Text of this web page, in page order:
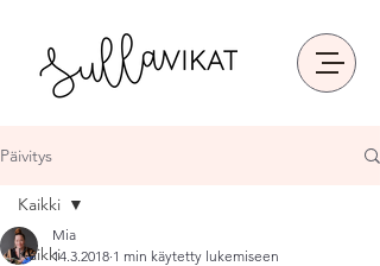
Päivitys
Kaikki
Kaikki
Mia
14.3.2018 1 min käytetty lukemiseen